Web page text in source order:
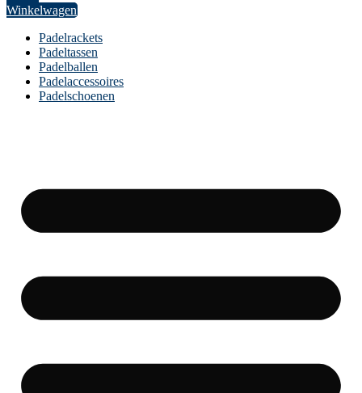
Winkelwagen
Padelrackets
Padeltassen
Padelballen
Padelaccessoires
Padelschoenen